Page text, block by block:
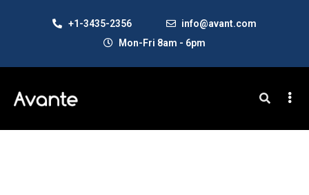
+1-3435-2356
info@avant.com
Mon-Fri 8am - 6pm